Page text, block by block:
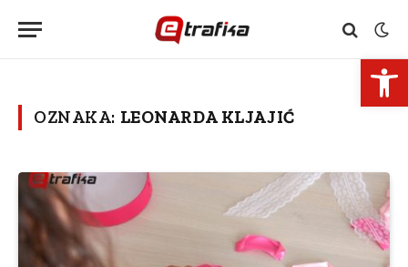
OZNAKA: LEONARDA KLJAJIĆ